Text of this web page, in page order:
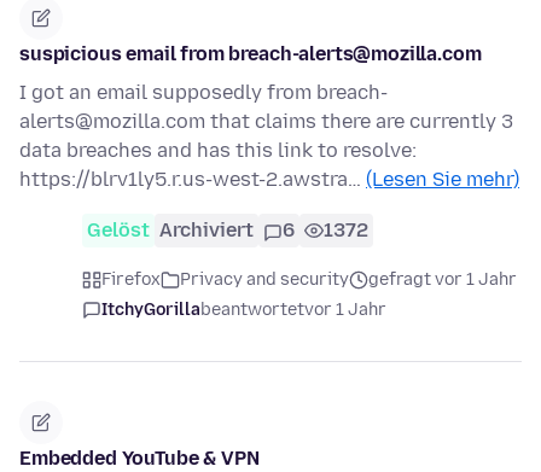
suspicious email from breach-alerts@mozilla.com
I got an email supposedly from breach-
alerts@mozilla.com that claims there are currently 3
data breaches and has this link to resolve:
https://blrv1ly5.r.us-west-2.awstra… (Lesen Sie mehr)
Gelöst Archiviert 6 1372
Firefox Privacy and security
gefragt vor 1 Jahr
ItchyGorillabeantwortetvor 1 Jahr
Embedded YouTube & VPN